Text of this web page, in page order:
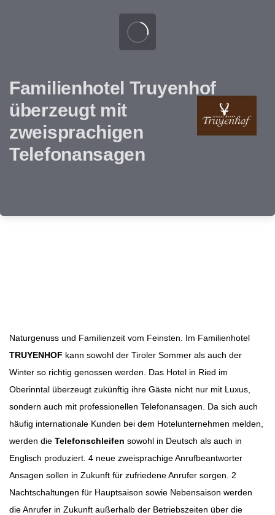
Familienhotel Truyenhof
überzeugt mit
zweisprachigen
Telefonansagen
Naturgenuss und Familienzeit vom Feinsten. Im Familienhotel
TRUYENHOF kann sowohl der Tiroler Sommer als auch der
Winter so richtig genossen werden. Das Hotel in Ried im
Oberinntal überzeugt zukünftig ihre Gäste nicht nur mit Luxus,
sondern auch mit professionellen Telefonansagen. Da sich auch
häufig internationale Kunden bei dem Hotelunternehmen melden,
werden die Telefonschleifen sowohl in Deutsch als auch in
Englisch produziert. 4 neue zweisprachige Anrufbeantworter
Ansagen sollen in Zukunft für zufriedene Anrufer sorgen. 2
Nachtschaltungen für Hauptsaison sowie Nebensaison werden
die Anrufer in Zukunft außerhalb der Betriebszeiten über die